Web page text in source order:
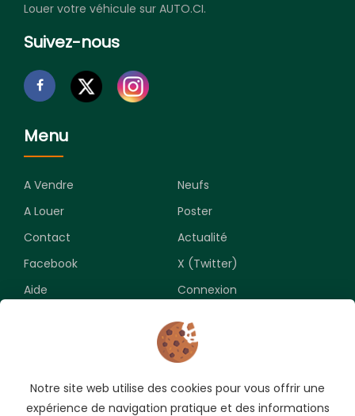
Louer votre véhicule sur AUTO.CI.
Suivez-nous
Menu
A Vendre
Neufs
A Louer
Poster
Contact
Actualité
Facebook
X (Twitter)
Aide
Connexion
Souscrivez pour recevoir les meilleures opportunités.
Notre site web utilise des cookies pour vous offrir une
expérience de navigation pratique et des informations